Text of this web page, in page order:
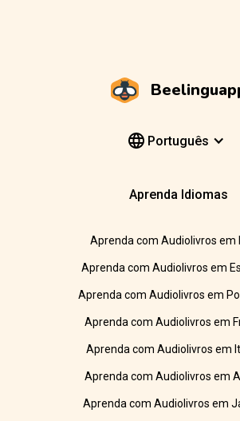
Português
Aprenda Idiomas
Aprenda com Audiolivros em
Aprenda com Audiolivros em
Aprenda com Audiolivros em
Aprenda com Audiolivros em
Aprenda com Audiolivros em
Aprenda com Audiolivros em
Aprenda com Audiolivros em